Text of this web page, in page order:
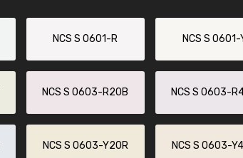
NCS S 0601-R NCS S 0601-
NCS S 0603-R20B NCS S 0603-
NCS S 0603-Y20R NCS S 0603-